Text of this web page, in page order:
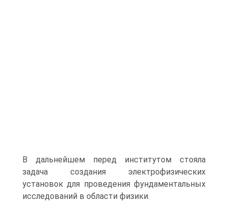
В дальнейшем перед институтом стояла
задача создания электрофизических
установок для проведения фундаментальных
исследований в области физики.